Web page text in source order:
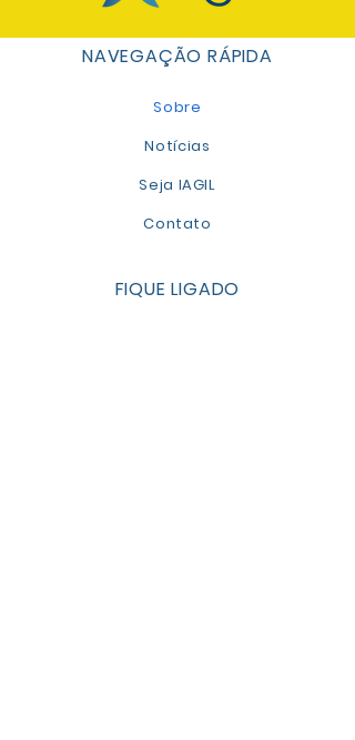
NAVEGAÇÃO RÁPIDA
Sobre
Notícias
Seja IAGIL
Contato
FIQUE LIGADO